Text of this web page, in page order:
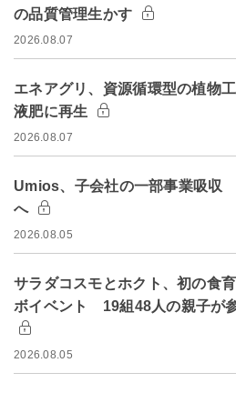
の品質管理生かす
2026.08.07
エネアグリ、資源循環型の植物
液肥に再生
2026.08.07
Umios、子会社の一部事業吸収
へ
2026.08.05
サラダコスモとホクト、初の食
ボイベント 19組48人の親子が
2026.08.05